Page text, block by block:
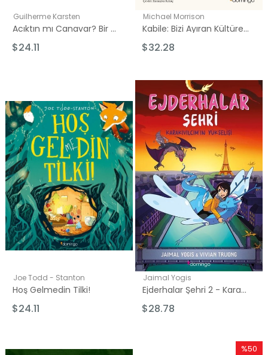
Guilherme Karsten
Acıktın mı Canavar? Bir Canavar Kanka Curcunası 2
$24.11
Michael Morrison
Kabile: Bizi Ayıran Kültürel İçgüdüler Bir Araya Gelmemizi de Sağlayabilir mi?
$32.28
Joe Todd - Stanton
Hoş Gelmedin Tilki!
$24.11
Jaimal Yogis
Ejderhalar Şehri 2 - Karakıvılcım'ın Yükselişi
$28.78
%50